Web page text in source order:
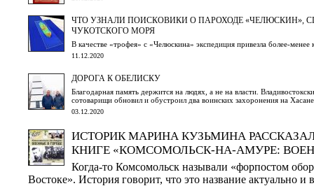
ЧТО УЗНАЛИ ПОИСКОВИКИ О ПАРОХОДЕ «ЧЕЛЮСКИН»,
ЧУКОТСКОГО МОРЯ
В качестве «трофея» с «Челюскина» экспедиция привезла более-менее
11.12.2020
ДОРОГА К ОБЕЛИСКУ
Благодарная память держится на людях, а не на власти.
сотоварищи обновил и обустроил два воинских захоронения на Хасане
03.12.2020
ИСТОРИК МАРИНА КУЗЬМИНА
КНИГЕ «КОМСОМОЛЬСК-НА-АМУРЕ:
Когда-то Комсомольск называли «форпостом
Востоке». История говорит, что это название актуально и